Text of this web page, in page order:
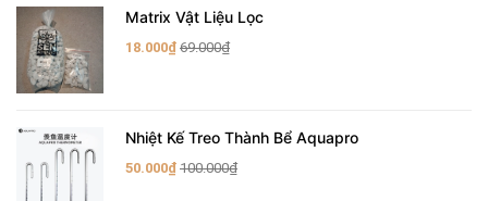
Matrix Vật Liệu Lọc
18.000₫ 69.000₫
Nhiệt Kế Treo Thành Bể Aquapro
50.000₫ 100.000₫